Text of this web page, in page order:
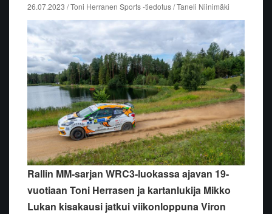
26.07.2023 / Toni Herranen Sports -tiedotus / Taneli Niinimäki
Rallin MM-sarjan WRC3-luokassa ajavan 19-
vuotiaan Toni Herrasen ja kartanlukija Mikko
Lukan kisakausi jatkui viikonloppuna Viron